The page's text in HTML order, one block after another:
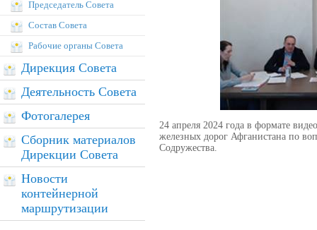
Председатель Совета
Состав Совета
Рабочие органы Совета
Дирекция Совета
Деятельность Совета
Фотогалерея
Сборник материалов
Дирекции Совета
Новости
контейнерной
маршрутизации
24 апреля 2024 года в формате
железных дорог Афганистана по
Содружества.